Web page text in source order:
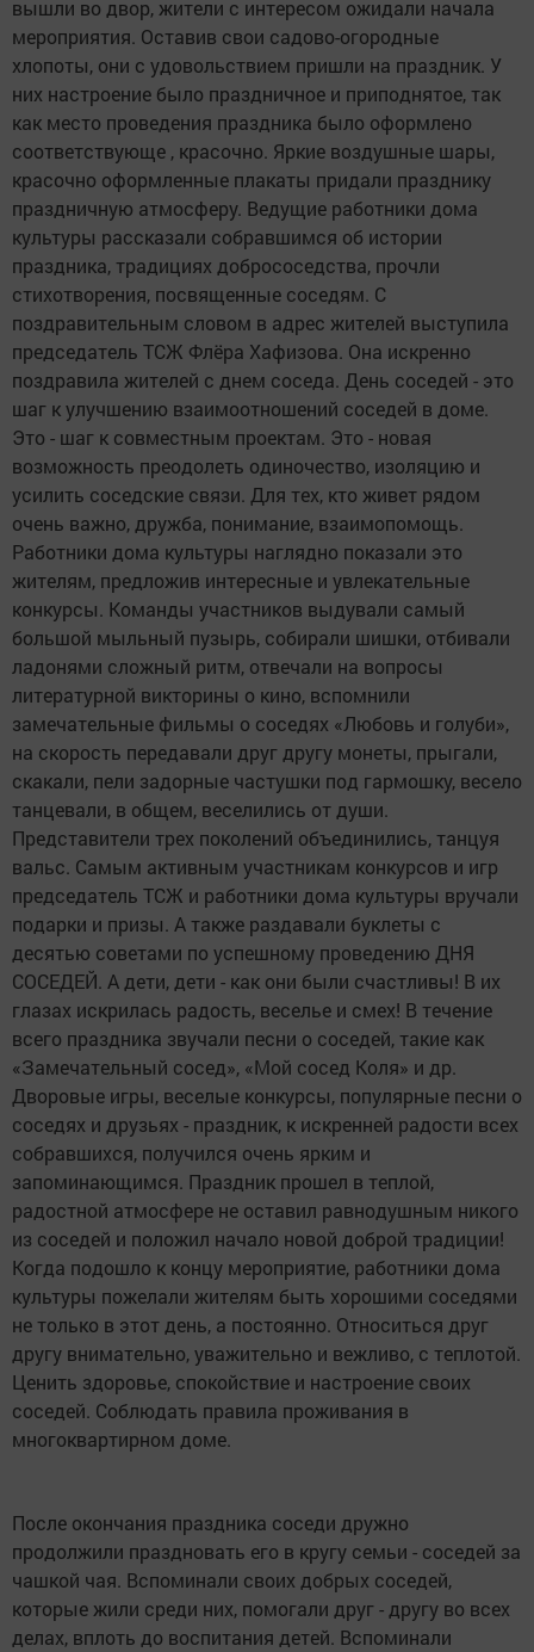
вышли во двор, жители с интересом ожидали начала
мероприятия. Оставив свои садово-огородные
хлопоты, они с удовольствием пришли на праздник. У
них настроение было праздничное и приподнятое, так
как место проведения праздника было оформлено
соответствующе , красочно. Яркие воздушные шары,
красочно оформленные плакаты придали празднику
праздничную атмосферу. Ведущие работники дома
культуры рассказали собравшимся об истории
праздника, традициях добрососедства, прочли
стихотворения, посвященные соседям. С
поздравительным словом в адрес жителей выступила
председатель ТСЖ Флёра Хафизова. Она искренно
поздравила жителей с днем соседа. День соседей - это
шаг к улучшению взаимоотношений соседей в доме.
Это - шаг к совместным проектам. Это - новая
возможность преодолеть одиночество, изоляцию и
усилить соседские связи. Для тех, кто живет рядом
очень важно, дружба, понимание, взаимопомощь.
Работники дома культуры наглядно показали это
жителям, предложив интересные и увлекательные
конкурсы. Команды участников выдували самый
большой мыльный пузырь, собирали шишки, отбивали
ладонями сложный ритм, отвечали на вопросы
литературной викторины о кино, вспомнили
замечательные фильмы о соседях «Любовь и голуби»,
на скорость передавали друг другу монеты, прыгали,
скакали, пели задорные частушки под гармошку, весело
танцевали, в общем, веселились от души.
Представители трех поколений объединились, танцуя
вальс. Самым активным участникам конкурсов и игр
председатель ТСЖ и работники дома культуры вручали
подарки и призы. А также раздавали буклеты с
десятью советами по успешному проведению ДНЯ
СОСЕДЕЙ. А дети, дети - как они были счастливы! В их
глазах искрилась радость, веселье и смех! В течение
всего праздника звучали песни о соседей, такие как
«Замечательный сосед», «Мой сосед Коля» и др.
Дворовые игры, веселые конкурсы, популярные песни о
соседях и друзьях - праздник, к искренней радости всех
собравшихся, получился очень ярким и
запоминающимся. Праздник прошел в теплой,
радостной атмосфере не оставил равнодушным никого
из соседей и положил начало новой доброй традиции!
Когда подошло к концу мероприятие, работники дома
культуры пожелали жителям быть хорошими соседями
не только в этот день, а постоянно. Относиться друг
другу внимательно, уважительно и вежливо, с теплотой.
Ценить здоровье, спокойствие и настроение своих
соседей. Соблюдать правила проживания в
многоквартирном доме.
После окончания праздника соседи дружно
продолжили праздновать его в кругу семьи - соседей за
чашкой чая. Вспоминали своих добрых соседей,
которые жили среди них, помогали друг - другу во всех
делах, вплоть до воспитания детей. Вспоминали